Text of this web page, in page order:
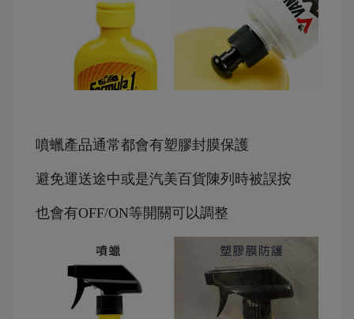
噴蠟產品通常都會有塑膠封膜保護
避免運送途中或是汽美百貨陳列時被誤按
也會有OFF/ON等開關可以調整